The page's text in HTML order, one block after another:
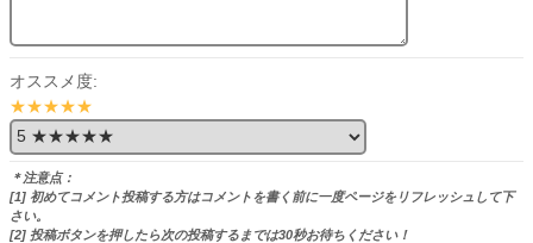
オススメ度:
★★★★★
＊注意点：
[1] 初めてコメント投稿する方はコメントを書く前に一度ページをリフレッシュして下
さい。
[2] 投稿ボタンを押したら次の投稿するまでは30秒お待ちください！